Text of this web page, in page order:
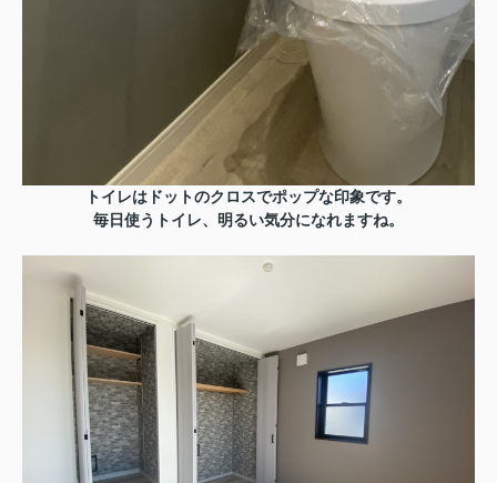
トイレはドットのクロスでポップな印象です。
毎日使うトイレ、明るい気分になれますね。